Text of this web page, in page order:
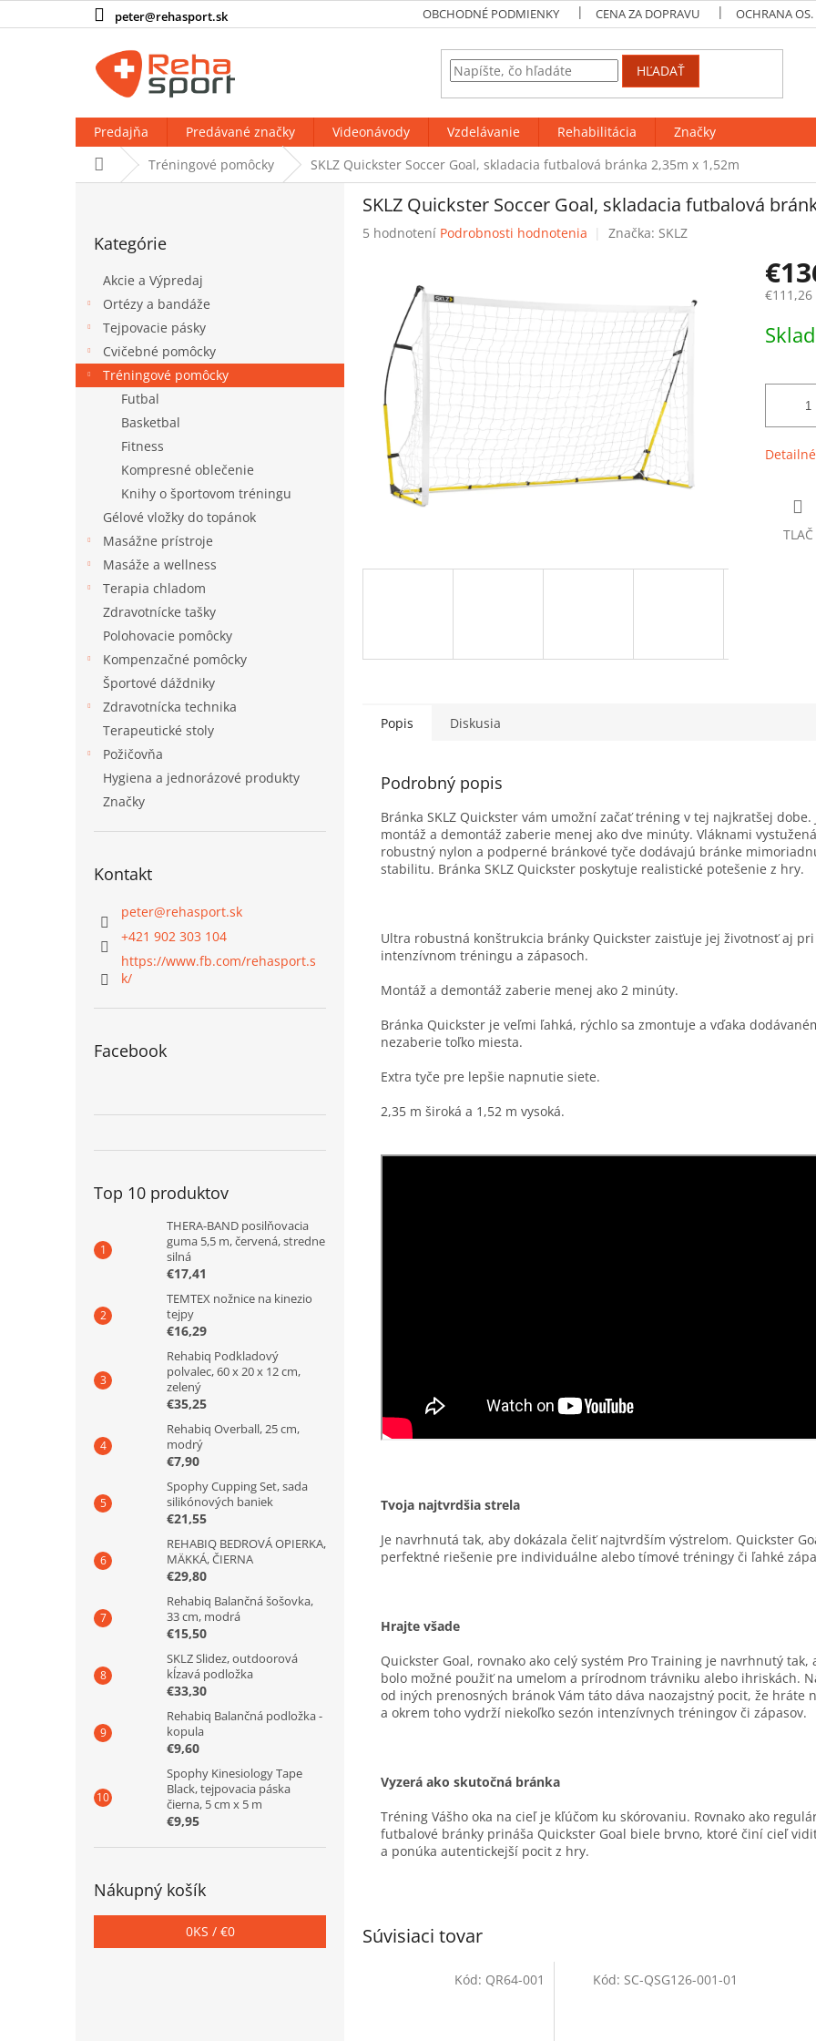
na
peter@rehasport.sk OBCHODNÉ PODMIENKY CENA ZA DOPRAVU OCHRANA OS.
HĽADAŤ
Predajňa Predávané značky Videonávody Vzdelávanie Rehabilitácia
Značky
DomovTréningové pomôcky SKLZ Quickster Soccer Goal, skladacia futbalová bránka 2,35m x 1,52m
kategórie
Kategórie
Akcie a Výpredaj
Ortézy a bandáže
Tejpovacie pásky
Cvičebné pomôcky
Tréningové pomôcky
Futbal
Basketbal
Fitness
Kompresné oblečenie
Knihy o športovom tréningu
Gélové vložky do topánok
Masážne prístroje
Masáže a wellness
Terapia chladom
Zdravotnícke tašky
Polohovacie pomôcky
Kompenzačné pomôcky
Športové dáždniky
Zdravotnícka technika
Terapeutické stoly
Požičovňa
Hygiena a jednorázové produkty
Značky
Kontakt
peter@rehasport.sk
+421 902 303 104
https://www.fb.com/rehasport.s
k/
Facebook
Top 10 produktov
THERA-BAND posilňovacia
guma 5,5 m, červená, stredne
silná
€17,41
TEMTEX nožnice na kinezio
tejpy
€16,29
Rehabiq Podkladový
polvalec, 60 x 20 x 12 cm,
zelený
€35,25
Rehabiq Overball, 25 cm,
modrý
€7,90
Spophy Cupping Set, sada
silikónových baniek
€21,55
REHABIQ BEDROVÁ OPIERKA,
MÄKKÁ, ČIERNA
€29,80
Rehabiq Balančná šošovka,
33 cm, modrá
€15,50
SKLZ Slidez, outdoorová
kĺzavá podložka
€33,30
Rehabiq Balančná podložka -
kopula
€9,60
Spophy Kinesiology Tape
Black, tejpovacia páska
čierna, 5 cm x 5 m
€9,95
Nákupný košík
0KS / €0
SKLZ Quickster Soccer Goal, skladacia futbalová
Priemerné
hviezdičiek.
5 hodnotení Podrobnosti hodnotenia Značka: SKLZ
€111,26
cena:
TLAČ
Súvisiaci tovar
Kód: QR64-001 Kód: SC-QSG126-001-01
Popis Diskusia
Podrobný popis
Bránka SKLZ Quickster vám umožní začať tréning v tej najkratšej dobe.
montáž a demontáž zaberie menej ako dve minúty. Vláknami
robustný nylon a podperné bránkové tyče dodávajú bránke
stabilitu. Bránka SKLZ Quickster poskytuje realistické potešenie z hry.
Ultra robustná konštrukcia bránky Quickster zaisťuje jej životnosť aj pri
intenzívnom tréningu a zápasoch.
Montáž a demontáž zaberie menej ako 2 minúty.
Bránka Quickster je veľmi ľahká, rýchlo sa zmontuje a vďaka
nezaberie toľko miesta.
Extra tyče pre lepšie napnutie siete.
2,35 m široká a 1,52 m vysoká.
Tvoja najtvrdšia strela
Je navrhnutá tak, aby dokázala čeliť najtvrdším výstrelom. Quickster
perfektné riešenie pre individuálne alebo tímové tréningy či ľahké
Hrajte všade
Quickster Goal, rovnako ako celý systém Pro Training je navrhnutý tak,
bolo možné použiť na umelom a prírodnom trávniku alebo ihriskách.
od iných prenosných bránok Vám táto dáva naozajstný pocit, že hráte
a okrem toho vydrží niekoľko sezón intenzívnych tréningov či zápasov.
Vyzerá ako skutočná bránka
Tréning Vášho oka na cieľ je kľúčom ku skórovaniu. Rovnako ako
futbalové bránky prináša Quickster Goal biele brvno, ktoré činí cieľ
a ponúka autentickejší pocit z hry.